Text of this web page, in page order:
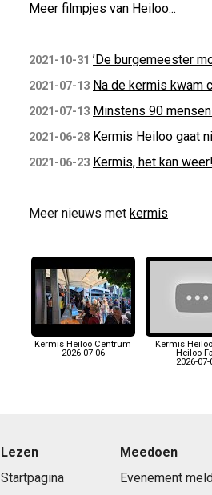
Meer filmpjes van Heiloo...
2021-10-31 ’De burgemeester
2021-07-13 Na de kermis kwam
2021-07-13 Minstens 90
2021-06-28 Kermis Heiloo gaat
2021-06-23 Kermis, het kan
Meer nieuws met kermis
Kermis Heiloo Centrum
2026-07-06
Kermis
Heiloo
2026-07-
Lezen
Startpagina
Meedoen
Evenement